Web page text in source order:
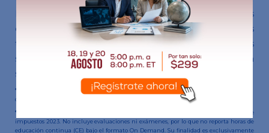
la declaración de impuestos, junto con los anexos
correspondientes. Los profesionales de impuestos
también aprenden cómo rastrear la base de los
socios y el impacto de las distribuciones de la
sociedad.
*La información contenida en este curso es únicamente con fines educativos. Esta no
debe ser considerada recomendación jurídica, tributaria o financiera.
*El contenido de este curso está basado en la ley tributaria aplicable a la temporada de
impuestos 2023. No incluye evaluaciones ni exámenes, por lo que no reporta horas de
educación continua (CE) bajo el formato On Demand. Su finalidad es exclusivamente